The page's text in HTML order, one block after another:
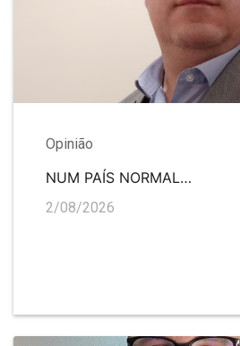
Opinião
NUM PAÍS NORMAL…
2/08/2026